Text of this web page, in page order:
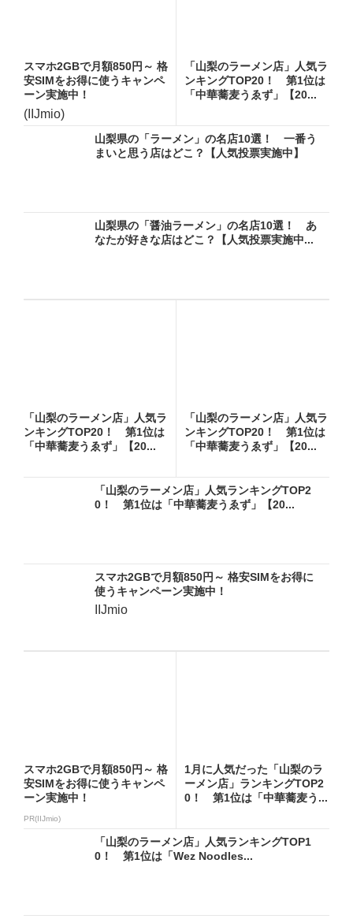
スマホ2GBで月額850円～ 格
安SIMをお得に使うキャンペ
ーン実施中！
(IIJmio)
「山梨のラーメン店」人気ラ
ンキングTOP20！ 第1位は
「中華蕎麦うゑず」【20...
山梨県の「ラーメン」の名店10選！ 一番う
まいと思う店はどこ？【人気投票実施中】
山梨県の「醤油ラーメン」の名店10選！ あ
なたが好きな店はどこ？【人気投票実施中...
「山梨のラーメン店」人気ラ
ンキングTOP20！ 第1位は
「中華蕎麦うゑず」【20...
「山梨のラーメン店」人気ラ
ンキングTOP20！ 第1位は
「中華蕎麦うゑず」【20...
「山梨のラーメン店」人気ランキングTOP2
0！ 第1位は「中華蕎麦うゑず」【20...
スマホ2GBで月額850円～ 格安SIMをお得に
使うキャンペーン実施中！
IIJmio
スマホ2GBで月額850円～ 格
安SIMをお得に使うキャンペ
ーン実施中！
PR(IIJmio)
1月に人気だった「山梨のラ
ーメン店」ランキングTOP2
0！ 第1位は「中華蕎麦う...
「山梨のラーメン店」人気ランキングTOP1
0！ 第1位は「Wez Noodles...